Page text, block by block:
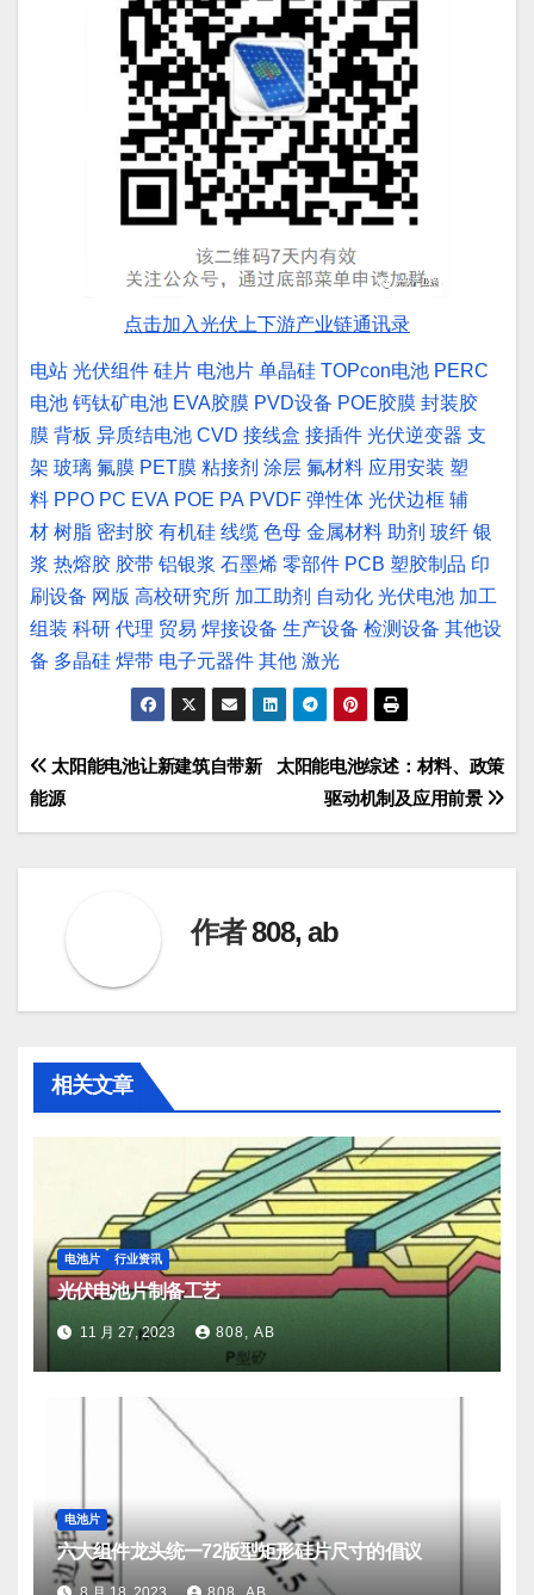
点击加入光伏上下游产业链通讯录
电站 光伏组件 硅片 电池片 单晶硅 TOPcon电池 PERC
电池 钙钛矿电池 EVA胶膜 PVD设备 POE胶膜 封装胶
膜 背板 异质结电池 CVD 接线盒 接插件 光伏逆变器 支
架 玻璃 氟膜 PET膜 粘接剂 涂层 氟材料 应用安装 塑
料 PPO PC EVA POE PA PVDF 弹性体 光伏边框 辅
材 树脂 密封胶 有机硅 线缆 色母 金属材料 助剂 玻纤 银
浆 热熔胶 胶带 铝银浆 石墨烯 零部件 PCB 塑胶制品 印
刷设备 网版 高校研究所 加工助剂 自动化 光伏电池 加工
组装 科研 代理 贸易 焊接设备 生产设备 检测设备 其他设
备 多晶硅 焊带 电子元器件 其他 激光
文
章
太阳能电池综述：材料、政策
驱动机制及应用前景
太阳能电池让新建筑自带新
能源
作者808, ab
相关文章
电池片 行业资讯
光伏电池片制备工艺
11 月 27, 2023 808, AB
电池片
六大组件龙头统一72版型矩形硅片尺寸的倡议